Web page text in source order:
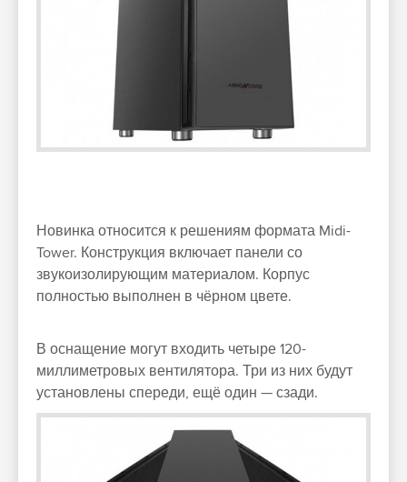
Новинка относится к решениям формата Midi-
Tower. Конструкция включает панели со
звукоизолирующим материалом. Корпус
полностью выполнен в чёрном цвете.
В оснащение могут входить четыре 120-
миллиметровых вентилятора. Три из них будут
установлены спереди, ещё один — сзади.